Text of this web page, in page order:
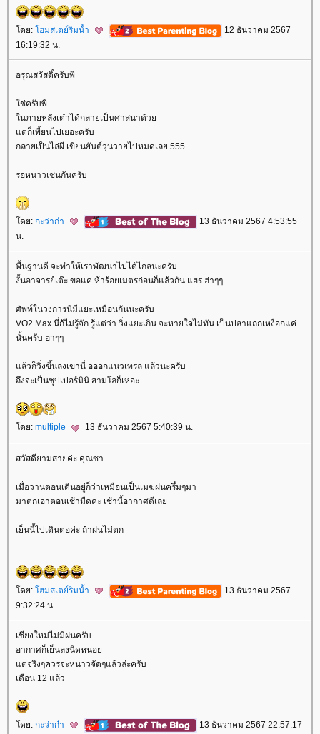
ดย: ฮมสเตย์ริมน้ำ
12 ธันวาคม 2567
16:19:32 น.
อรุณสวัสดิ์ครับพี่
ช่ครับพี่
นภายหลังเต๋าได้กลายเป็นศาสนาด้ว
ต่ก็เพี้ยนไปเยอะครับ
กลายเป็นไล่ผี เขียนยันต์วุ่นวายไปหมดเลย 555
รอหนาวเช่นกันครับ
ดย: กะว่าก๋า
13 ธันวาคม 2567 4:53:55
น.
พื้นฐานดี จะทำให้เราพัฒนาไปได้ไกลนะครับ
งั้นอาจารย์เต๊ะ ขอแค่ ห้าร้อยเมตรก่อนก็แล้วกัน แฮร่ ฮ่าๆๆ
ศัพท์ในวงการนี่มีแยะเหมือนกันนะครับ
VO2 Max นี่ก้ไม่รู้จัก รู้แต่ว่า วิ่งแยะเกิน จะหายใจไม่ทัน เป็นปลาแถกเหงือกแค่
นั้นครับ ฮ่าๆๆ
ล้วก็วิ่งขึ้นลงเขานี่ อออกแนวเทรล แล้วนะครับ
ถึงจะเป็นซุปเปอร์มินิ สามโลก็เหอะ
ดย: multiple 13 ธันวาคม 2567 5:40:39 น.
สวัสดียามสายค่ะ คุณซา
เมื่อวานตอนเดินอยู่ก็ว่าเหมือนเป็นเมฆฝนครึ้มๆมา
มาตกเอาตอนเช้ามืดค่ะ เช้านี้อากาศดีเล
เย็นนี้ไปเดินต่อค่ะ ถ้าฝนไม่ตก
ดย: ฮมสเตย์ริมน้ำ
13 ธันวาคม 2567
9:32:24 น.
เชียงใหม่ไม่มีฝนครับ
อากาศก็เย็นลงนิดหน่อ
ต่จริงๆควรจะหนาวจัดๆแล้วล่ะครับ
เดือน 12 แล้ว
ดย: กะว่าก๋า
13 ธันวาคม 2567 22:57:17